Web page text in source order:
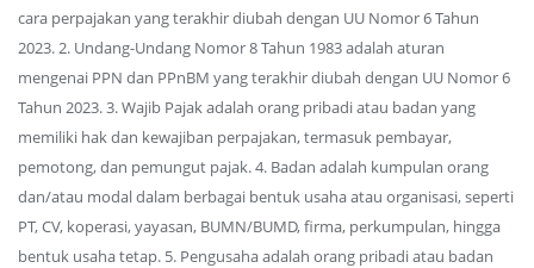
cara perpajakan yang terakhir diubah dengan UU Nomor 6 Tahun
2023. 2. Undang-Undang Nomor 8 Tahun 1983 adalah aturan
mengenai PPN dan PPnBM yang terakhir diubah dengan UU Nomor 6
Tahun 2023. 3. Wajib Pajak adalah orang pribadi atau badan yang
memiliki hak dan kewajiban perpajakan, termasuk pembayar,
pemotong, dan pemungut pajak. 4. Badan adalah kumpulan orang
dan/atau modal dalam berbagai bentuk usaha atau organisasi, seperti
PT, CV, koperasi, yayasan, BUMN/BUMD, firma, perkumpulan, hingga
bentuk usaha tetap. 5. Pengusaha adalah orang pribadi atau badan